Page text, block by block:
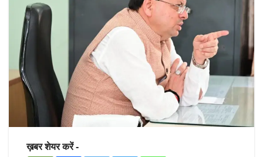
ख़बर शेयर करें -